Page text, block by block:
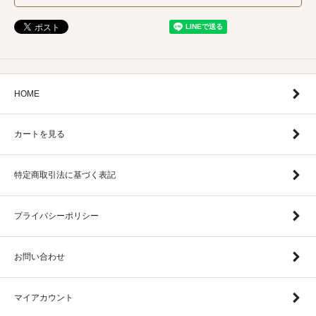
HOME
カートを見る
特定商取引法に基づく表記
プライバシーポリシー
お問い合わせ
マイアカウント